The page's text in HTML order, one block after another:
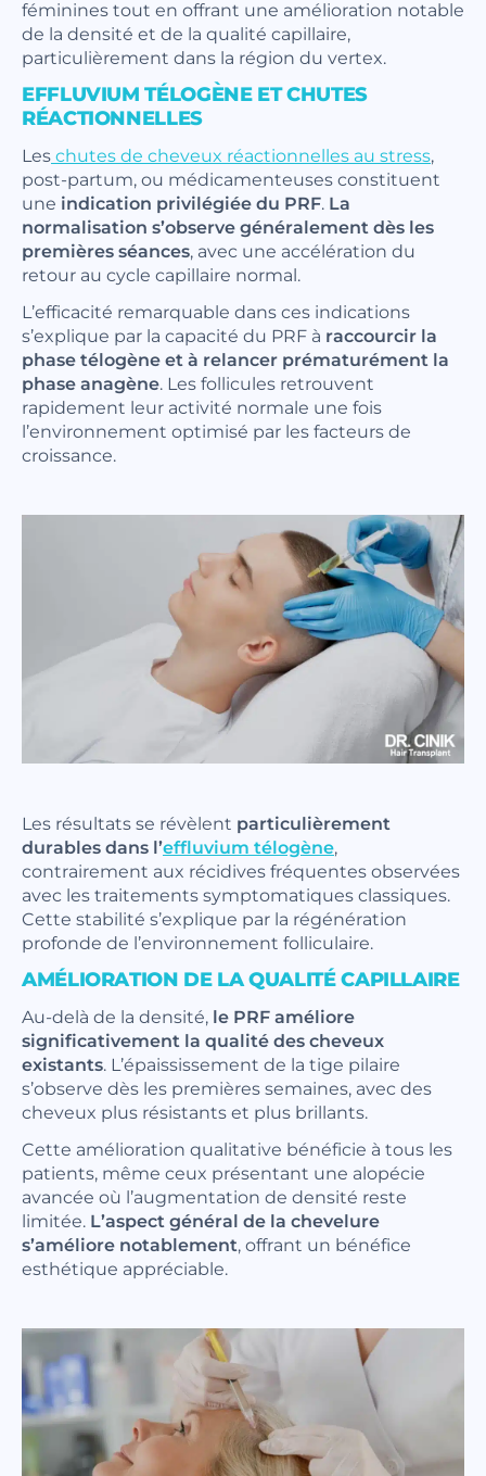
féminines tout en offrant une amélioration notable
de la densité et de la qualité capillaire,
particulièrement dans la région du vertex.
EFFLUVIUM TÉLOGÈNE ET CHUTES
RÉACTIONNELLES
Leschutes de cheveux réactionnelles au stress,
post-partum, ou médicamenteuses constituent
une indication privilégiée du PRF. La
normalisation s’observe généralement dès les
premières séances, avec une accélération du
retour au cycle capillaire normal.
L’efficacité remarquable dans ces indications
s’explique par la capacité du PRF à raccourcir la
phase télogène et à relancer prématurément la
phase anagène. Les follicules retrouvent
rapidement leur activité normale une fois
l’environnement optimisé par les facteurs de
croissance.
Les résultats se révèlent particulièrement
durables dans l’effluvium télogène,
contrairement aux récidives fréquentes observées
avec les traitements symptomatiques classiques.
Cette stabilité s’explique par la régénération
profonde de l’environnement folliculaire.
AMÉLIORATION DE LA QUALITÉ CAPILLAIRE
Au-delà de la densité, le PRF améliore
significativement la qualité des cheveux
existants. L’épaississement de la tige pilaire
s’observe dès les premières semaines, avec des
cheveux plus résistants et plus brillants.
Cette amélioration qualitative bénéficie à tous les
patients, même ceux présentant une alopécie
avancée où l’augmentation de densité reste
limitée. L’aspect général de la chevelure
s’améliore notablement, offrant un bénéfice
esthétique appréciable.